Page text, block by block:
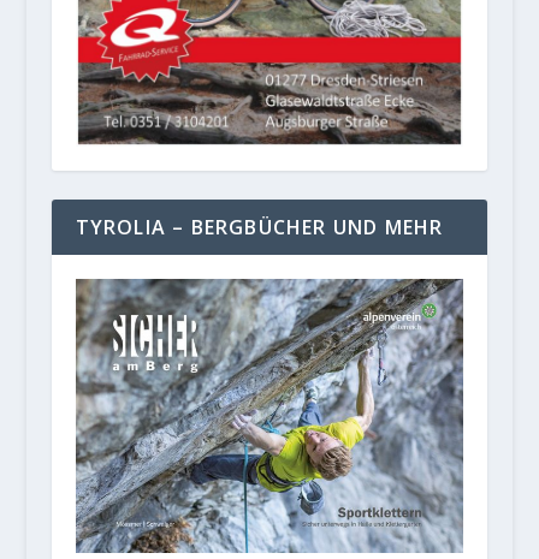
TYROLIA – BERGBÜCHER UND MEHR